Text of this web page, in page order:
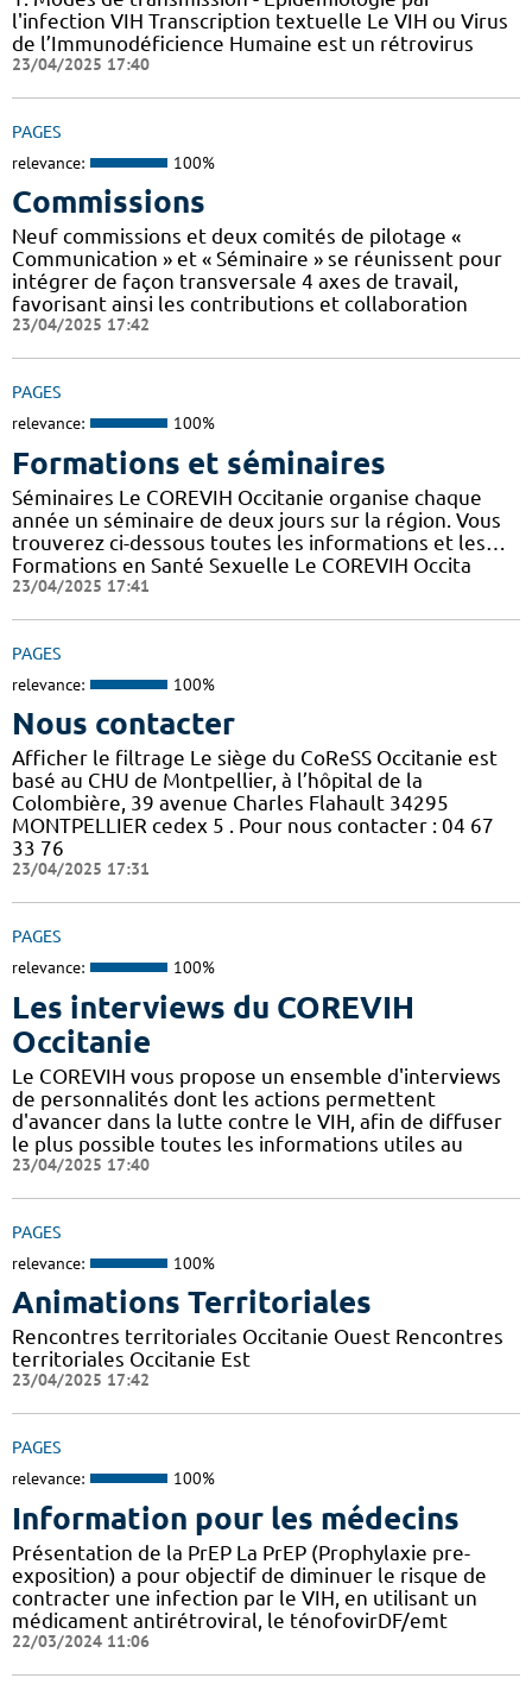
l'infection VIH Transcription textuelle Le VIH ou Virus
de l’Immunodéficience Humaine est un rétrovirus
23/04/2025 17:40
PAGES
relevance: 100%
Commissions
Neuf commissions et deux comités de pilotage «
Communication » et « Séminaire » se réunissent pour
intégrer de façon transversale 4 axes de travail,
favorisant ainsi les contributions et collaboration
23/04/2025 17:42
PAGES
relevance: 100%
Formations et séminaires
Séminaires Le COREVIH Occitanie organise chaque
année un séminaire de deux jours sur la région. Vous
trouverez ci-dessous toutes les informations et les…
Formations en Santé Sexuelle Le COREVIH Occita
23/04/2025 17:41
PAGES
relevance: 100%
Nous contacter
Afficher le filtrage Le siège du CoReSS Occitanie est
basé au CHU de Montpellier, à l’hôpital de la
Colombière, 39 avenue Charles Flahault 34295
MONTPELLIER cedex 5 . Pour nous contacter : 04 67
33 76
23/04/2025 17:31
PAGES
relevance: 100%
Les interviews du COREVIH
Occitanie
Le COREVIH vous propose un ensemble d'interviews
de personnalités dont les actions permettent
d'avancer dans la lutte contre le VIH, afin de diffuser
le plus possible toutes les informations utiles au
23/04/2025 17:40
PAGES
relevance: 100%
Animations Territoriales
Rencontres territoriales Occitanie Ouest Rencontres
territoriales Occitanie Est
23/04/2025 17:42
PAGES
relevance: 100%
Information pour les médecins
Présentation de la PrEP La PrEP (Prophylaxie pre-
exposition) a pour objectif de diminuer le risque de
contracter une infection par le VIH, en utilisant un
médicament antirétroviral, le ténofovirDF/emt
22/03/2024 11:06